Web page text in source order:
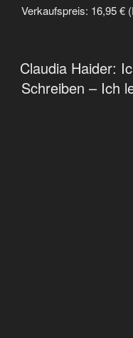
Verkaufspreis: 16,95 €
VERÖFFENTLICHT
AM
Claudia Haider:
Schreiben – Ich